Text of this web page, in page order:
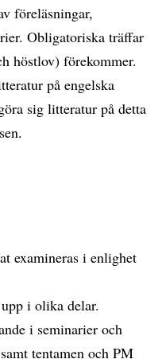
föreläsningar,
Obligatoriska träffar
höstlov) förekommer.
på engelska
sig litteratur på detta
examineras i enlighet
i olika delar.
i seminarier och
tentamen och PM